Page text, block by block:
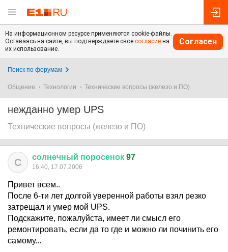
На информационном ресурсе применяются cookie-файлы.
Оставаясь на сайте, вы подтверждаете свое согласие на
их использование.
Согласен
Поиск по форумам
Общение Технологии Технические вопросы (железо и ПО)
нежданно умер UPS
Технические вопросы (железо и ПО)
С солнечный поросенок 97
16:40, 17.07.2006
Привет всем..
После 6-ти лет долгой уверенной работы взял резко
затрещал и умер мой UPS.
Подскажите, пожалуйста, имеет ли смысл его
ремонтировать, если да то где и можно ли починить его
самому...